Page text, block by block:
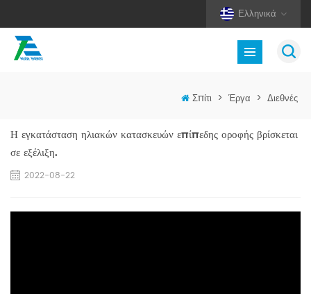
Ελληνικά
Σπίτι > Έργα > Διεθνές
Η εγκατάσταση ηλιακών κατασκευών επίπεδης οροφής βρίσκεται
σε εξέλιξη.
2022-08-22